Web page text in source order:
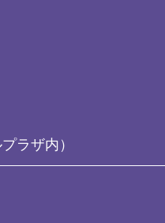
ラザ内）